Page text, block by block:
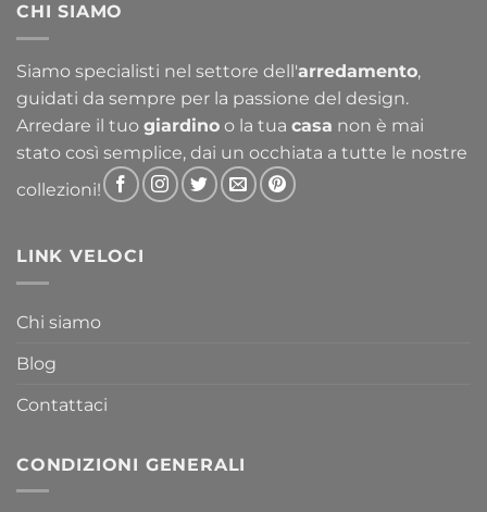
CHI SIAMO
Siamo specialisti nel settore dell'arredamento,
guidati da sempre per la passione del design.
Arredare il tuo giardino o la tua casa non è mai
stato così semplice, dai un occhiata a tutte le nostre
collezioni!
LINK VELOCI
Chi siamo
Blog
Contattaci
CONDIZIONI GENERALI